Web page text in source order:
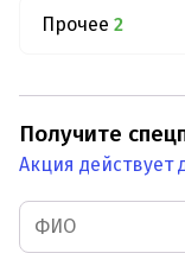
Прочее 2
Получите
Акция действует